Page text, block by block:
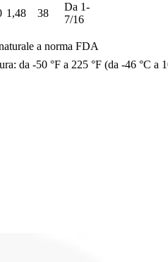
1,48 38
Da 1-
7/16
a norma FDA
da -50 °F a 225 °F (da -46 °C a